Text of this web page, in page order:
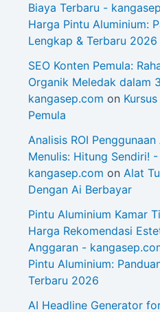
Biaya Terbaru -
Harga Pintu Aluminium:
Lengkap & Terbaru 2026
SEO Konten Pemula:
Organik Meledak dalam
kangasep.com on
Pemula
Analisis ROI Penggunaan
Menulis: Hitung Sendiri! -
kangasep.com on Alat
Dengan Ai Berbayar
Pintu Aluminium Kamar
Harga Rekomendasi
Anggaran -
Pintu Aluminium:
Terbaru 2026
AI Headline Generator